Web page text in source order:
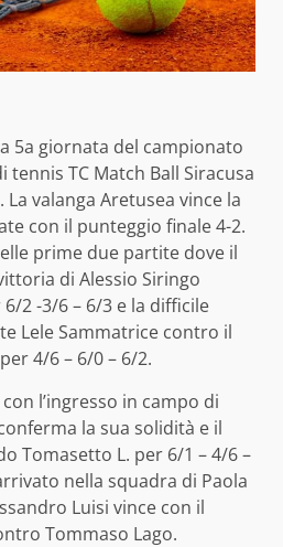
5a giornata del campionato
tennis TC Match Ball Siracusa
valanga Aretusea vince la
con il punteggio finale 4-2.
prime due partite dove il
di Alessio Siringo
2 -3/6 – 6/3 e la difficile
Lele Sammatrice contro il
4/6 – 6/0 – 6/2.
l’ingresso in campo di
la sua solidità e il
Tomasetto L. per 6/1 – 4/6 –
nella squadra di Paola
Luisi vince con il
Tommaso Lago.